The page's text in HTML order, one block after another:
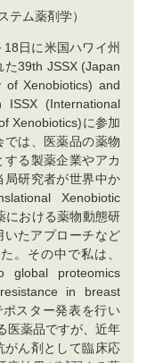
テム薬剤学）
日に米国ハワイ州
39th JSSX (Japan
of Xenobiotics) and
ISSX (International
Xenobiotics)に参加
では、医薬品の薬物
る製薬企業やアカ
局研究者が世界中か
Xenobiotic
における薬物動態研
いたアプローチなど
。その中で私は、
global proteomics
in breast
スター発表を行い
医薬品ですが、近年
がん剤として臨床応